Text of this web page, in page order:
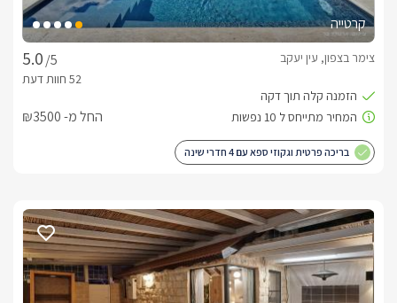
קרטייה
/5
צימר בצפון, עין יעקב
החל מ- ₪3500
בריכה פרטית וגקוזי ספא עם 4 חדרי שינה